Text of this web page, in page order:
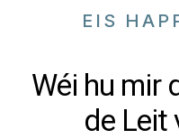
EIS
Wéi hu mir
de Leit